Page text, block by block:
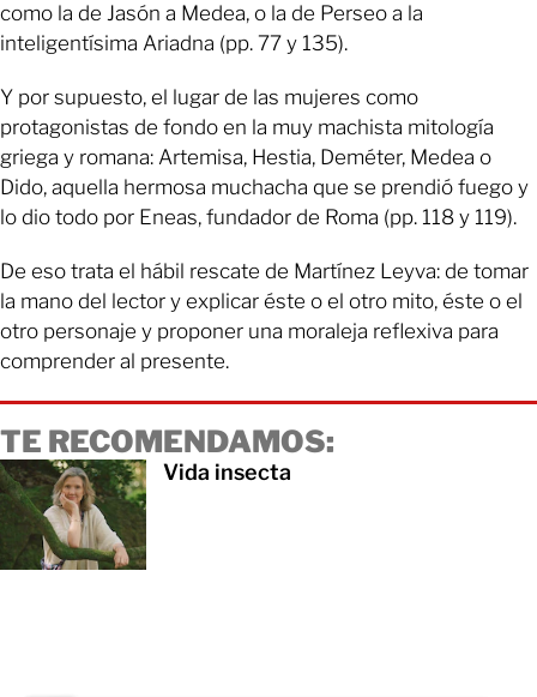
como la de Jasón a Medea, o la de Perseo a la
inteligentísima Ariadna (pp. 77 y 135).
Y por supuesto, el lugar de las mujeres como
protagonistas de fondo en la muy machista mitología
griega y romana: Artemisa, Hestia, Deméter, Medea o
Dido, aquella hermosa muchacha que se prendió fuego y
lo dio todo por Eneas, fundador de Roma (pp. 118 y 119).
De eso trata el hábil rescate de Martínez Leyva: de tomar
la mano del lector y explicar éste o el otro mito, éste o el
otro personaje y proponer una moraleja reflexiva para
comprender al presente.
TE RECOMENDAMOS:
Vida insecta